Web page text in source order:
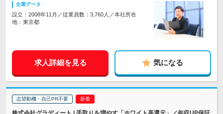
企業データ
設立：2008年11月／従業員数：3,760人／本社所在
地：東京都
求人詳細を見る 気になる
志望動機・自己PR不要